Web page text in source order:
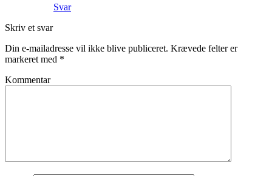
Svar
Skriv et svar
Din e-mailadresse vil ikke blive publiceret. Krævede felter er
markeret med *
Kommentar